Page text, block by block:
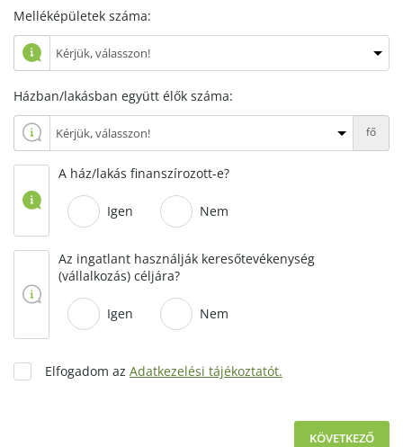
Melléképületek száma:
Házban/lakásban együtt élők száma:
fő
A ház/lakás finanszírozott-e?
Igen Nem
Az ingatlant használják keresőtevékenység
(vállalkozás) céljára?
Igen Nem
Elfogadom az Adatkezelési tájékoztatót.
KÖVETKEZŐ